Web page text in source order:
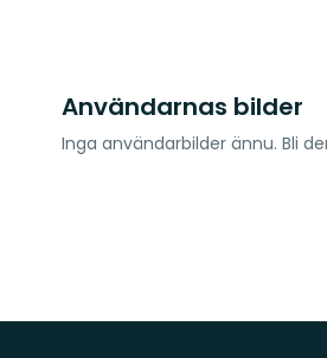
Användarnas bilder
Inga användarbilder ännu. Bli